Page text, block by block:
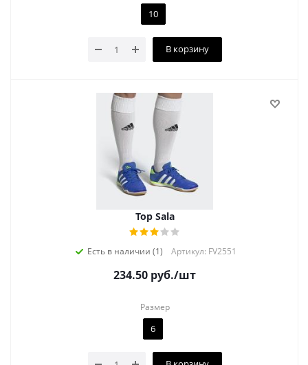
10
В корзину
Top Sala
Есть в наличии (1) Артикул: FV2551
234.50 руб./шт
Размер
6